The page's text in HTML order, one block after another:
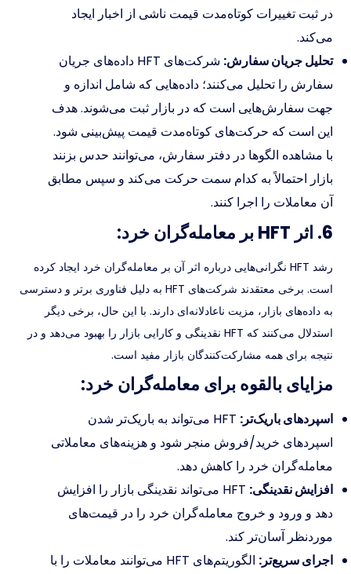
در ثبت تغییرات کوتاه‌مدت قیمت ناشی از اخبار ایجاد
می‌کند.
تحلیل جریان سفارش:
شرکت‌های HFT داده‌های جریان
سفارش را تحلیل می‌کنند؛ داده‌هایی که شامل اندازه و
جهت سفارش‌هایی است که در بازار ثبت می‌شوند. هدف
این است که حرکت‌های کوتاه‌مدت قیمت پیش‌بینی شود.
با مشاهده الگوها در دفتر سفارش، می‌توانند حدس بزنند
بازار احتمالاً به کدام سمت حرکت می‌کند و سپس مطابق
آن معاملات را اجرا کنند.
6. اثر HFT بر معامله‌گران خرد:
رشد HFT نگرانی‌هایی درباره اثر آن بر معامله‌گران خرد ایجاد کرده
است. برخی معتقدند شرکت‌های HFT به دلیل فناوری برتر و دسترسی
به داده‌های بازار، مزیت ناعادلانه‌ای دارند. با این حال، برخی دیگر
استدلال می‌کنند که HFT نقدینگی و کارایی بازار را بهبود می‌دهد و در
نتیجه برای همه مشارکت‌کنندگان بازار مفید است.
مزایای بالقوه برای معامله‌گران خرد:
اسپردهای باریک‌تر:
HFT می‌تواند به باریک‌تر شدن
اسپردهای خرید/فروش منجر شود و هزینه‌های معاملاتی
معامله‌گران خرد را کاهش دهد.
افزایش نقدینگی:
HFT می‌تواند نقدینگی بازار را افزایش
دهد و ورود و خروج معامله‌گران خرد را در قیمت‌های
موردنظر آسان‌تر کند.
اجرای سریع‌تر:
الگوریتم‌های HFT می‌توانند معاملات را با